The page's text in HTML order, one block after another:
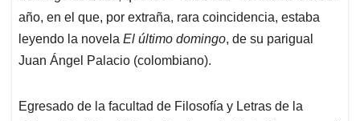
año, en el que, por extraña, rara coincidencia, estaba
leyendo la novela El último domingo, de su parigual
Juan Ángel Palacio (colombiano).
Egresado de la facultad de Filosofía y Letras de la